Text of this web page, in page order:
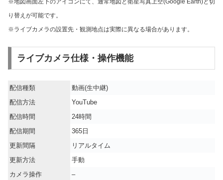
り替えが可能です。
※ライブカメラの設置先・観測地点は実際に異なる場合があります。
ライブカメラ仕様・操作機能
配信種類
動画(生中継)
配信方法
YouTube
配信時間
24時間
配信期間
365日
更新間隔
リアルタイム
更新方法
手動
カメラ操作
–